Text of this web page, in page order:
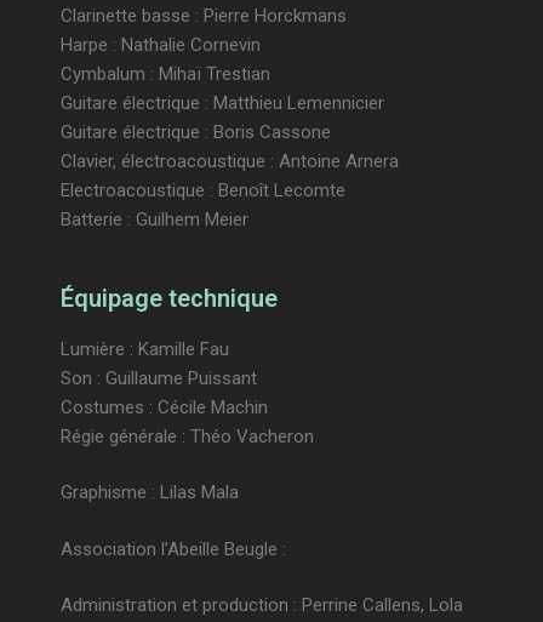
Clarinette basse : Pierre Horckmans
Harpe : Nathalie Cornevin
Cymbalum : Mihaï Trestian
Guitare électrique : Matthieu Lemennicier
Guitare électrique : Boris Cassone
Clavier, électroacoustique : Antoine Arnera
Electroacoustique : Benoît Lecomte
Batterie : Guilhem Meier
Équipage technique
Lumière : Kamille Fau
Son : Guillaume Puissant
Costumes : Cécile Machin
Régie générale : Théo Vacheron
Graphisme : Lilas Mala
Association l’Abeille Beugle :
Administration et production : Perrine Callens, Lola